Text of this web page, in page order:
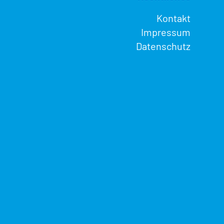
Kontakt
Impressum
Datenschutz